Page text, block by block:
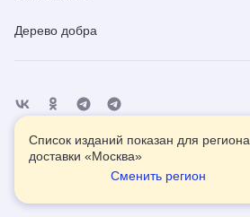
Дерево добра
Помощь Контакты
Список изданий показан для региона
доставки «Москва»
Сменить регион